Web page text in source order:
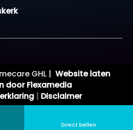
GHL | Website laten
door Flexamedia
| Disclaimer
Direct bellen